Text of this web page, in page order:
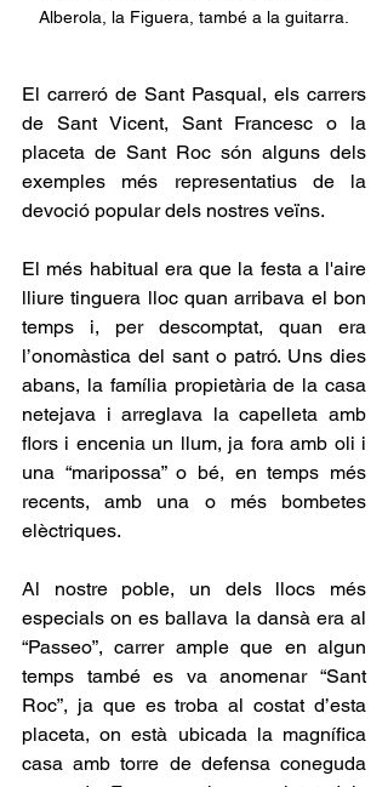
Alberola, la Figuera, també a la guitarra.
El carreró de Sant Pasqual, els carrers
de Sant Vicent, Sant Francesc o la
placeta de Sant Roc són alguns dels
exemples més representatius de la
devoció popular dels nostres veïns.
El més habitual era que la festa a l'aire
lliure tinguera lloc quan arribava el bon
temps i, per descomptat, quan era
l’onomàstica del sant o patró. Uns dies
abans, la família propietària de la casa
netejava i arreglava la capelleta amb
flors i encenia un llum, ja fora amb oli i
una “maripossa” o bé, en temps més
recents, amb una o més bombetes
elèctriques.
Al nostre poble, un dels llocs més
especials on es ballava la dansà era al
“Passeo”, carrer ample que en algun
temps també es va anomenar “Sant
Roc”, ja que es troba al costat d’esta
placeta, on està ubicada la magnífica
casa amb torre de defensa coneguda